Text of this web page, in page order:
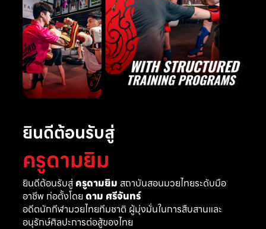
ยินดีต้อนรับสู่
ครูดามยิม
ยินดีต้อนรับสู่ ครูดามยิม สถาบันสอนมวยไทยระดับมือ
อาชีพ ก่อตั้งโดย ดาม ศรีจันทร์
อดีตนักกีฬามวยไทยทีมชาติ ผู้มุ่งมั่นในการสืบสานและ
อนุรักษ์ศิลปะการต่อสู้ของไทย